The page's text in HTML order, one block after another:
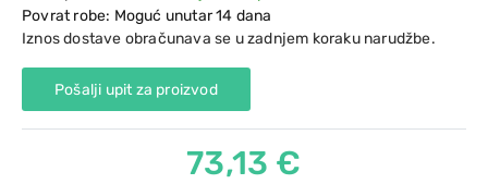
Povrat robe: Moguć unutar 14 dana
Iznos dostave obračunava se u zadnjem koraku narudžbe.
Pošalji upit za proizvod
73,13 €